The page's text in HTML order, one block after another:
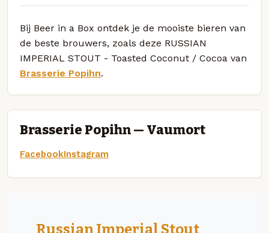
Bij Beer in a Box ontdek je de mooiste bieren van
de beste brouwers, zoals deze RUSSIAN
IMPERIAL STOUT - Toasted Coconut / Cocoa van
Brasserie Popihn.
Brasserie Popihn — Vaumort
FacebookInstagram
Russian Imperial Stout